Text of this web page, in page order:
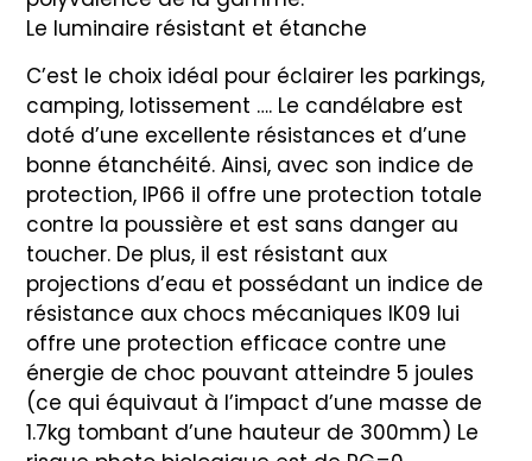
Le luminaire résistant et étanche
C’est le choix idéal pour éclairer les parkings,
camping, lotissement …. Le candélabre est
doté d’une excellente résistances et d’une
bonne étanchéité. Ainsi, avec son indice de
protection, IP66 il offre une protection totale
contre la poussière et est sans danger au
toucher. De plus, il est résistant aux
projections d’eau et possédant un indice de
résistance aux chocs mécaniques IK09 lui
offre une protection efficace contre une
énergie de choc pouvant atteindre 5 joules
(ce qui équivaut à l’impact d’une masse de
1.7kg tombant d’une hauteur de 300mm) Le